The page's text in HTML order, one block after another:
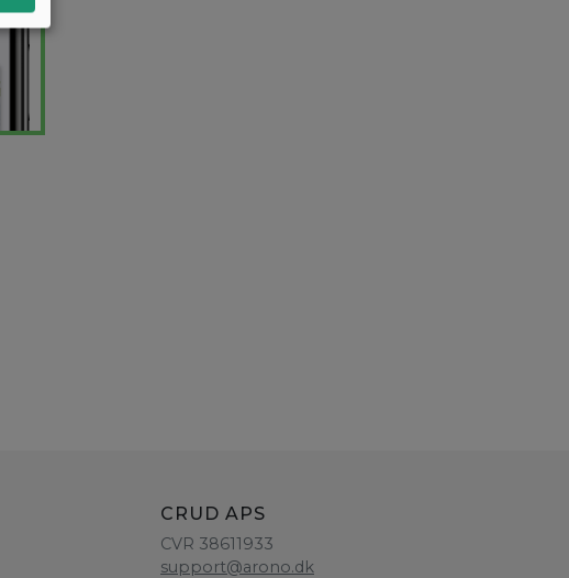
CRUD APS
CVR 38611933
support@arono.dk